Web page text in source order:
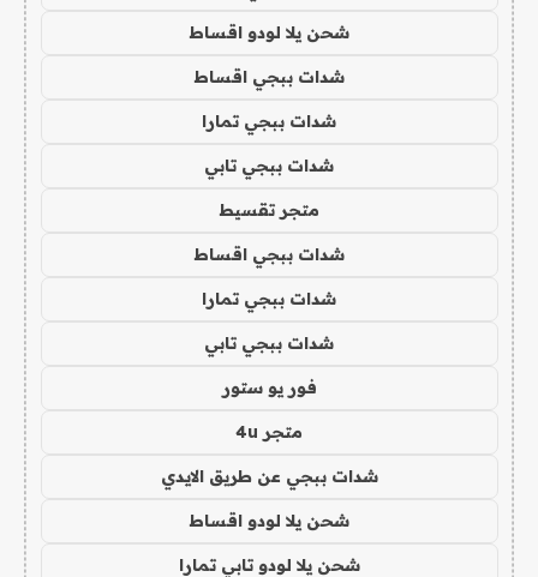
شحن يلا لودو اقساط
شدات ببجي اقساط
شدات ببجي تمارا
شدات ببجي تابي
متجر تقسيط
شدات ببجي اقساط
شدات ببجي تمارا
شدات ببجي تابي
فور يو ستور
متجر 4u
شدات ببجي عن طريق الايدي
شحن يلا لودو اقساط
شحن يلا لودو تابي تمارا